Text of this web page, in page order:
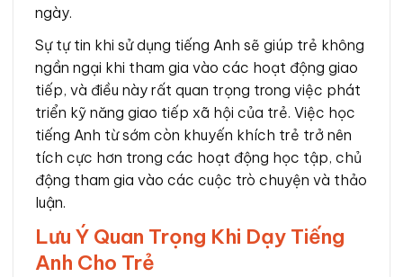
ngày.
Sự tự tin khi sử dụng tiếng Anh sẽ giúp trẻ không
ngần ngại khi tham gia vào các hoạt động giao
tiếp, và điều này rất quan trọng trong việc phát
triển kỹ năng giao tiếp xã hội của trẻ. Việc học
tiếng Anh từ sớm còn khuyến khích trẻ trở nên
tích cực hơn trong các hoạt động học tập, chủ
động tham gia vào các cuộc trò chuyện và thảo
luận.
Lưu Ý Quan Trọng Khi Dạy Tiếng
Anh Cho Trẻ